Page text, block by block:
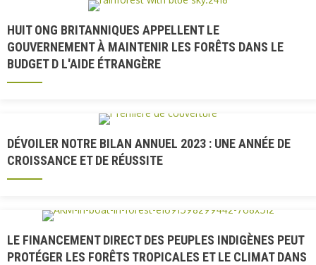
HUIT ONG BRITANNIQUES APPELLENT LE
GOUVERNEMENT À MAINTENIR LES FORÊTS DANS LE
BUDGET D L'AIDE ÉTRANGÈRE
DÉVOILER NOTRE BILAN ANNUEL 2023 : UNE ANNÉE DE
CROISSANCE ET DE RÉUSSITE
LE FINANCEMENT DIRECT DES PEUPLES INDIGÈNES PEUT
PROTÉGER LES FORÊTS TROPICALES ET LE CLIMAT DANS